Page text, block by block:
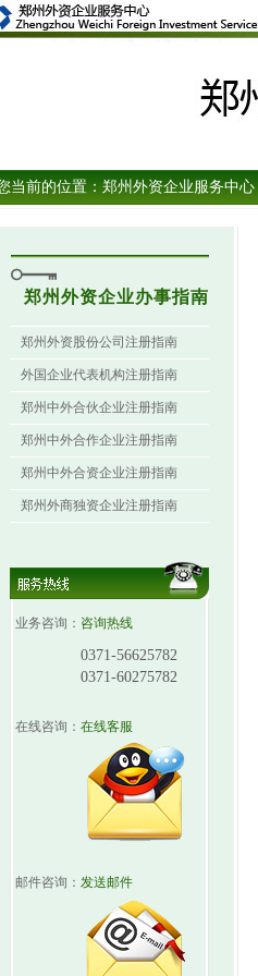
当前的位置： 郑州外资企业服务中心
郑州外资企业办事指南
郑州外资股份公司注册指南
外国企业代表机构注册指南
郑州中外合伙企业注册指南
郑州中外合作企业注册指南
郑州中外合资企业注册指南
郑州外商独资企业注册指南
业务咨询： 咨询热线
0371-56625782
0371-60275782
在线咨询： 在线客服
邮件咨询： 发送邮件